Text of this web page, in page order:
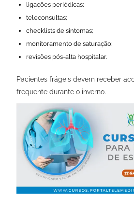
ligações periódicas;
teleconsultas;
checklists de sintomas;
monitoramento de saturação;
revisões pós-alta hospitalar.
Pacientes frágeis devem receber
frequente durante o inverno.